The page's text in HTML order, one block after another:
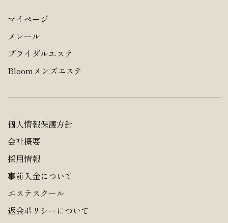
マイページ
メレール
ブライダルエステ
Bloomメンズエステ
個人情報保護方針
会社概要
採用情報
事前入金について
エステスクール
返金ポリシーについて